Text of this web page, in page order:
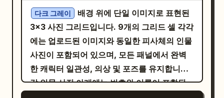
의 기능적 라벨을 포함한 소량의 중국어 텍스트
가 필요합니다.
톤, 모공, 헤어라인, 가르마, 앞머리, 머리카락
길이, 흐름, 나이대, 골격 구조, 어깨너비, 팔다
리 길이, 전체적인 체형은 물론 원본 의상, 아트
스타일, 조명 분위기까지 엄격하게 고정하세
요. 중앙의 큰 패널에는 전신 정면, 측면, 후면
과 얼굴 정면, 왼쪽 옆모습, 오른쪽 옆모습, 왼
쪽 기울임, 오른쪽 기울임, 뒤통수를 배치하세
다크 그레이
배경 위에 단일 이미지로 표현된
3x3 사진 그리드입니다. 9개의 그리드 셀 각각
에는 업로드된 이미지와 동일한 피사체의 인물
사진이 포함되어 있으며, 모든 패널에서 완벽
한 캐릭터 일관성, 의상 및 포즈를 유지합니다.
각 인물 사진 아래에는 번호와 이름이 포함된